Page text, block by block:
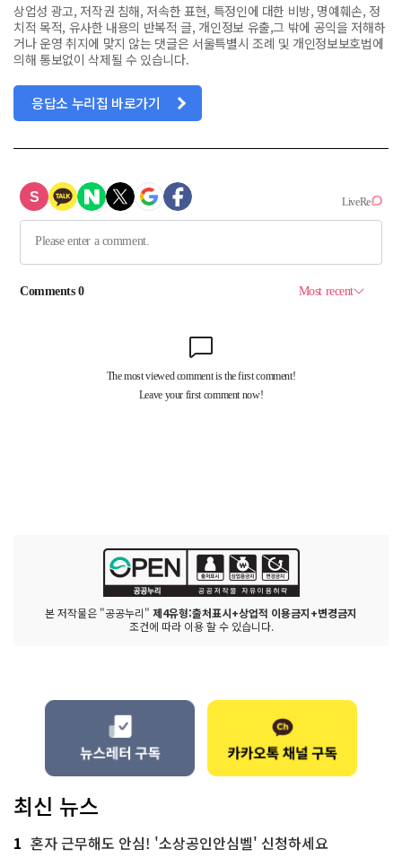
상업성 광고, 저작권 침해, 저속한 표현, 특정인에 대한 비방, 명예훼손, 정
치적 목적, 유사한 내용의 반복적 글, 개인정보 유출,그 밖에 공익을 저해하
거나 운영 취지에 맞지 않는 댓글은 서울특별시 조례 및 개인정보보호법에
의해 통보없이 삭제될 수 있습니다.
응답소 누리집 바로가기
본 저작물은 "공공누리" 제4유형:출처표시+상업적 이용금지+변경금지
조건에 따라 이용 할 수 있습니다.
최신 뉴스
1 혼자 근무해도 안심! '소상공인안심벨' 신청하세요